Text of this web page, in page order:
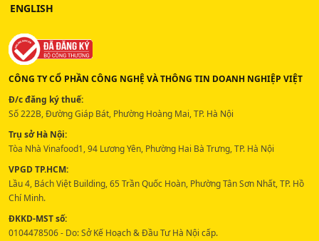
ENGLISH
CÔNG TY CỔ PHẦN CÔNG NGHỆ VÀ THÔNG TIN DOANH NGHIỆP VIỆT
Đ/c đăng ký thuế:
Số 222B, Đường Giáp Bát, Phường Hoàng Mai, TP. Hà Nội
Trụ sở Hà Nội:
Tòa Nhà Vinafood1, 94 Lương Yên, Phường Hai Bà Trưng, TP. Hà Nội
VPGD TP.HCM:
Lầu 4, Bách Việt Building, 65 Trần Quốc Hoàn, Phường Tân Sơn Nhất, TP. Hồ
Chí Minh.
ĐKKD-MST số:
0104478506 - Do: Sở Kế Hoạch & Đầu Tư Hà Nội cấp.